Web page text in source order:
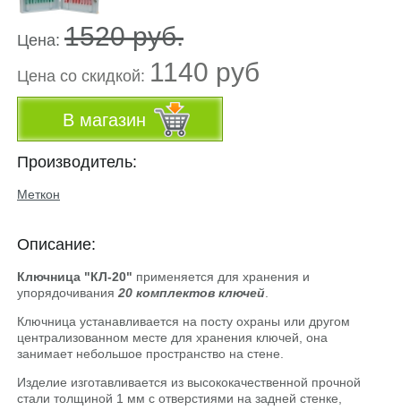
Цена: 1520 руб.
Цена co скидкой: 1140 руб
В магазин
Производитель:
Меткон
Описание:
Ключница "КЛ-20" применяется для хранения и
упорядочивания 20 комплектов ключей
Ключница устанавливается на посту охраны или другом
централизованном месте для хранения ключей, она
занимает небольшое пространство на стене.
Изделие изготавливается из высококачественной прочной
стали толщиной 1 мм с отверстиями на задней стенке,